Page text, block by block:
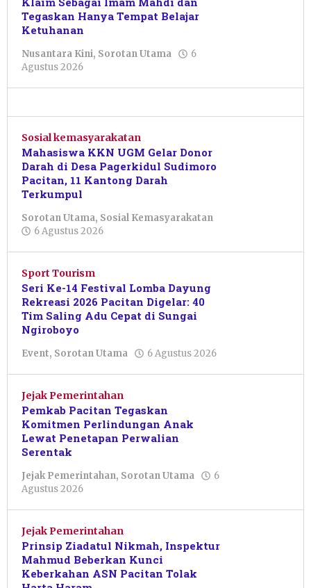
Tegaskan Hanya Tempat Belajar
Ketuhanan
Nusantara Kini, Sorotan Utama
6
Agustus 2026
Shalahuddin
Sosial kemasyarakatan
Mahasiswa KKN UGM Gelar Donor
Darah di Desa Pagerkidul Sudimoro
Pacitan, 11 Kantong Darah
Terkumpul
Sorotan Utama, Sosial Kemasyarakatan
6 Agustus 2026
Azizah
Sport Tourism
Seri Ke-14 Festival Lomba Dayung
Rekreasi 2026 Pacitan Digelar: 40
Tim Saling Adu Cepat di Sungai
Ngiroboyo
Event, Sorotan Utama 6 Agustus 2026
Shalahuddin
Jejak Pemerintahan
Pemkab Pacitan Tegaskan
Komitmen Perlindungan Anak
Lewat Penetapan Perwalian
Serentak
Jejak Pemerintahan, Sorotan Utama
6
Agustus 2026
Jejak Pemerintahan
Prinsip Ziadatul Nikmah, Inspektur
Mahmud Beberkan Kunci
Keberkahan ASN Pacitan Tolak